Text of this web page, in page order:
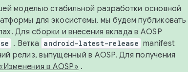
моделью стабильной разработки основной
для экосистемы, мы будем публиковать
Для сборки и внесения вклада в AOSP
. Ветка android-latest-release manifest
релиз, выпущенный в AOSP. Для получения
в AOSP» .